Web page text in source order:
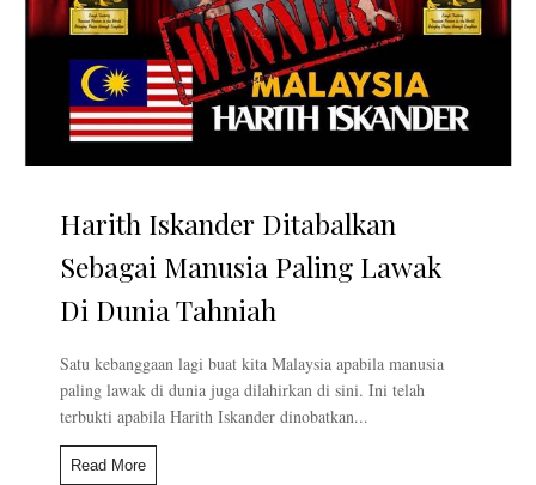
Harith Iskander Ditabalkan
Sebagai Manusia Paling Lawak
Di Dunia Tahniah
Satu kebanggaan lagi buat kita Malaysia apabila manusia
paling lawak di dunia juga dilahirkan di sini. Ini telah
terbukti apabila Harith Iskander dinobatkan...
Read More